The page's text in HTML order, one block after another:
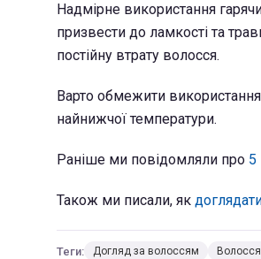
Надмірне використання
призвести до ламкості та
постійну втрату волосся.
Варто обмежити
найнижчої температури.
Раніше ми повідомляли про 5
Також ми писали, як
Теги: Догляд за волоссям Волосся